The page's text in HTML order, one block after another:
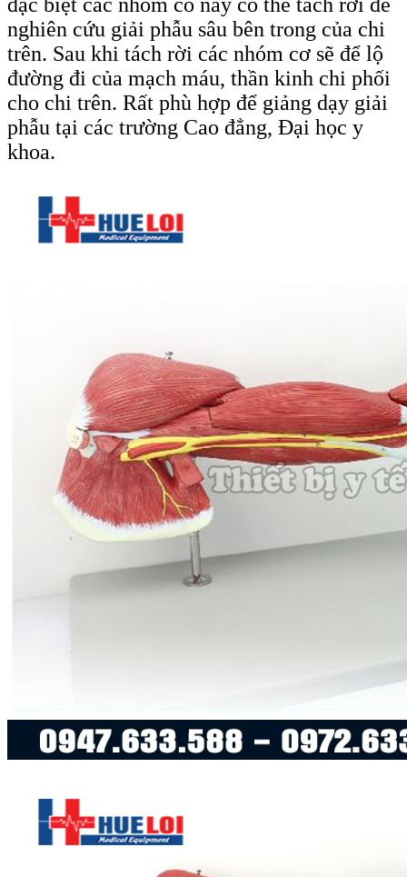
nghiên cứu giải phẫu sâu bên trong của chi
trên. Sau khi tách rời các nhóm cơ sẽ để lộ
đường đi của mạch máu, thần kinh chi phối
cho chi trên. Rất phù hợp để giảng dạy giải
phẫu tại các trường Cao đẳng, Đại học y
khoa.